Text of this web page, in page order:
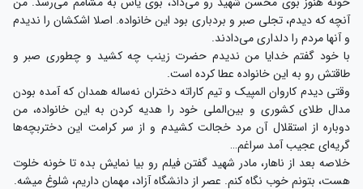
آنچه که دیدم، تجلی صبر و بردباری بود این خانواده. اصلا اشکشان را ندیدم
و آنها مردم را دلداری می‌دادند.
با خود گفتم خدایا من ندیدم حضرت زینب چه کشید و چطوری صبر و
طاقتش رو به این خانواده عطا کرده است.
وقتی دیدم کاروان المپیک و تیم کاراته دختران نه‌ساله همدان که آمده بودن
مدال طلای کشوری و بین‌الملی خود را هدیه کردن به این خانواده، من
دوباره از استقلال آن مرد خجالت کشیدم و از سر کرامت این دختربچه‌ها
گریه‌ای عجیب آمد سراغم…
خلاصه بعد از ناهار، مادر شهید گفتن فیلم رو بیا نمایش بده تا خونه خلوت
هست، بتونم خوب نگاه کنم. عصر از دانشگاه آزاد، مهمان داریم، شلوغ میشه.